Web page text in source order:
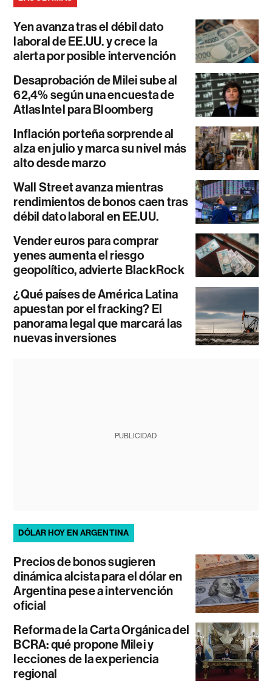
Yen avanza tras el débil dato
laboral de EE.UU. y crece la
alerta por posible intervención
Desaprobación de Milei sube al
62,4% según una encuesta de
AtlasIntel para Bloomberg
Inflación porteña sorprende al
alza en julio y marca su nivel más
alto desde marzo
Wall Street avanza mientras
rendimientos de bonos caen tras
débil dato laboral en EE.UU.
Vender euros para comprar
yenes aumenta el riesgo
geopolítico, advierte BlackRock
¿Qué países de América Latina
apuestan por el fracking? El
panorama legal que marcará las
nuevas inversiones
PUBLICIDAD
DÓLAR HOY EN ARGENTINA
Precios de bonos sugieren
dinámica alcista para el dólar en
Argentina pese a intervención
oficial
Reforma de la Carta Orgánica del
BCRA: qué propone Milei y
lecciones de la experiencia
regional